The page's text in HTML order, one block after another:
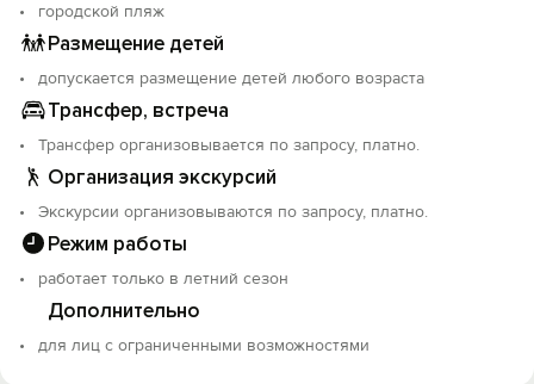
городской пляж
Размещение детей
допускается размещение детей любого возраста
Трансфер, встреча
Трансфер организовывается по запросу, платно.
Организация экскурсий
Экскурсии организовываются по запросу, платно.
Режим работы
работает только в летний сезон
Дополнительно
для лиц с ограниченными возможностями